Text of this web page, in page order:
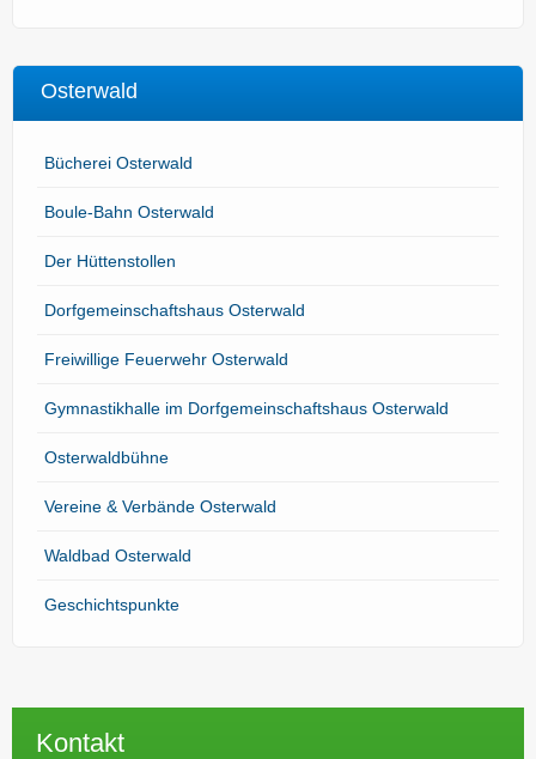
Osterwald
Bücherei Osterwald
Boule-Bahn Osterwald
Der Hüttenstollen
Dorfgemeinschaftshaus Osterwald
Freiwillige Feuerwehr Osterwald
Gymnastikhalle im Dorfgemeinschaftshaus Osterwald
Osterwaldbühne
Vereine & Verbände Osterwald
Waldbad Osterwald
Geschichtspunkte
Kontakt